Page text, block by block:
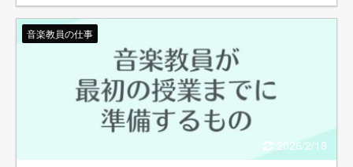
2026/2/18
音楽教員の仕事